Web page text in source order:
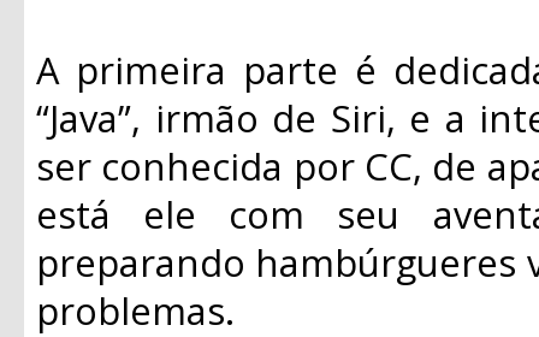
A primeira parte é
“Java”, irmão de Siri, e a
ser conhecida por CC, de
está ele com seu
preparando hambúrgueres
problemas.